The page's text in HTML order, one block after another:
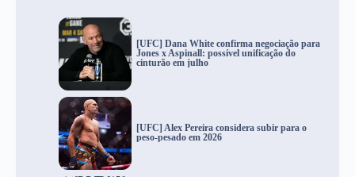
[UFC] Dana White confirma negociação para
Jones x Aspinall: possível unificação do
cinturão em julho
[UFC] Alex Pereira considera subir para o
peso-pesado em 2026